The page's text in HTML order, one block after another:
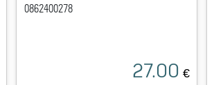
0862400278
27.00 €